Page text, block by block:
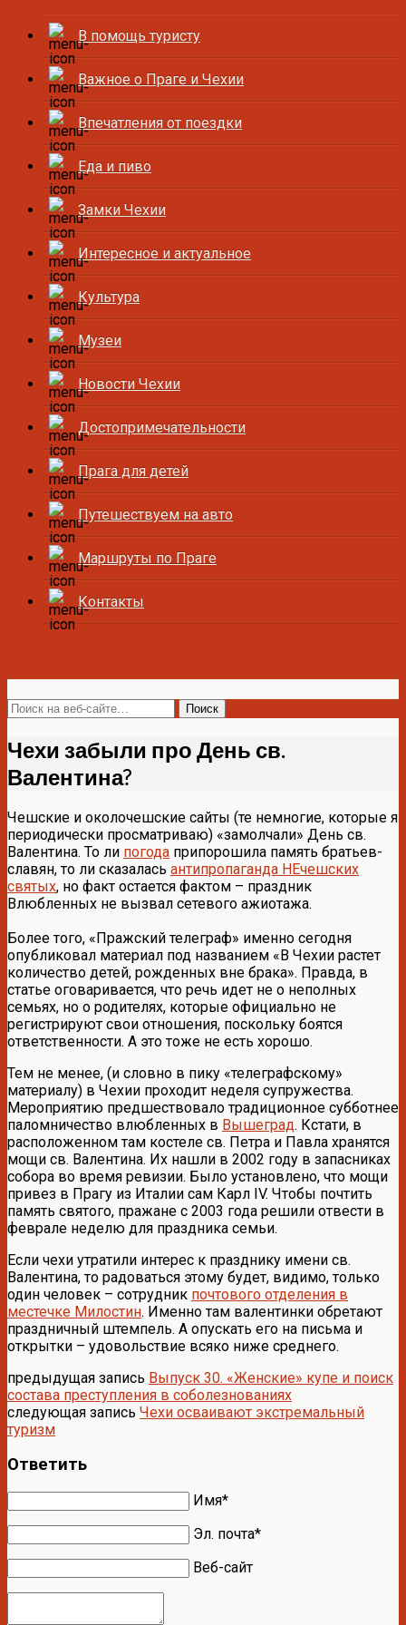
В помощь туристу
Важное о Праге и Чехии
Впечатления от поездки
Еда и пиво
Замки Чехии
Интересное и актуальное
Культура
Музеи
Новости Чехии
Достопримечательности
Прага для детей
Путешествуем на авто
Маршруты по Праге
Контакты
Чехи забыли про День св.
Валентина?
Чешские и околочешские сайты (те немногие, которые я
периодически просматриваю) «замолчали» День св.
Валентина. То ли погода припорошила память братьев-
славян, то ли сказалась антипропаганда НЕчешских
святых, но факт остается фактом – праздник
Влюбленных не вызвал сетевого ажиотажа.
Более того, «Пражский телеграф» именно сегодня
опубликовал материал под названием «В Чехии растет
количество детей, рожденных вне брака». Правда, в
статье оговаривается, что речь идет не о неполных
семьях, но о родителях, которые официально не
регистрируют свои отношения, поскольку боятся
ответственности. А это тоже не есть хорошо.
Тем не менее, (и словно в пику «телеграфскому»
материалу) в Чехии проходит неделя супружества.
Мероприятию предшествовало традиционное субботнее
паломничество влюбленных в Вышеград. Кстати, в
расположенном там костеле св. Петра и Павла хранятся
мощи св. Валентина. Их нашли в 2002 году в запасниках
собора во время ревизии. Было установлено, что мощи
привез в Прагу из Италии сам Карл IV. Чтобы почтить
память святого, пражане с 2003 года решили отвести в
феврале неделю для праздника семьи.
Если чехи утратили интерес к празднику имени св.
Валентина, то радоваться этому будет, видимо, только
один человек – сотрудник почтового отделения в
местечке Милостин. Именно там валентинки обретают
праздничный штемпель. А опускать его на письма и
открытки – удовольствие всяко ниже среднего.
предыдущая запись Выпуск 30. «Женские» купе и поиск
состава преступления в соболезнованиях
следующая запись Чехи осваивают экстремальный
туризм
Ответить
Имя*
Эл. почта*
Веб-сайт